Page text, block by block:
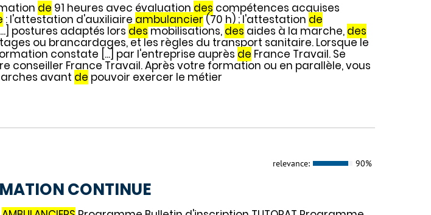
de 91 heures avec évaluation des compétences acquises
: l'attestation d'auxiliaire ambulancier(70 h) ; l'attestation de
postures adaptés lors desmobilisations, des aides à la marche, des
ou brancardages, et les règles du transport sanitaire. Lorsque le
constate [...] par l'entreprise auprès de France Travail. Se
conseiller France Travail. Après votre formation ou en parallèle, vous
avant de pouvoir exercer le métier
relevance: 90%
CONTINUE